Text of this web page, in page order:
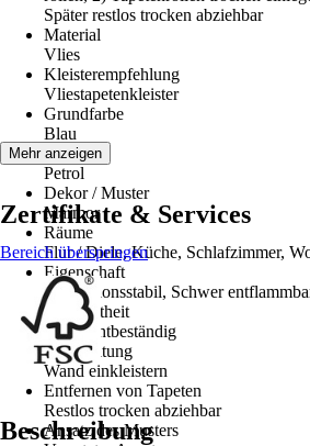
Später restlos trocken abziehbar
Material
Vlies
Kleisterempfehlung
Vliestapetenkleister
Grundfarbe
Blau
Farbton
Petrol
Dekor / Muster
Marmor
Räume
Flur / Diele, Küche, Schlafzimmer,
Eigenschaft
Dimensionsstabil, Schwer
Farbechtheit
Gut Lichtbeständig
Verarbeitung
Wand einkleistern
Entfernen von Tapeten
Restlos trocken abziehbar
Ansatz des Musters
Mehr anzeigen
Zertifikate & Services
Bereich überspringen
Beschreibung